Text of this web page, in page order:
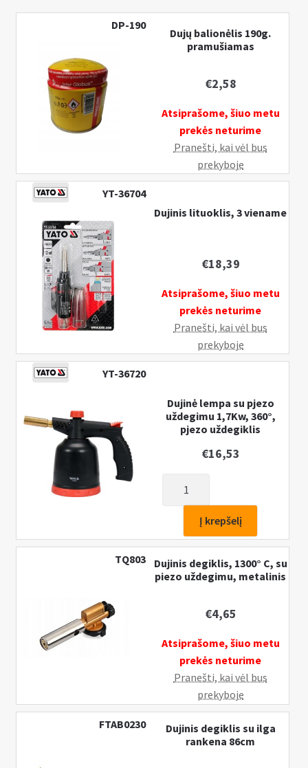
DP-190
Dujų balionėlis 190g.
pramušiamas
€2,58
Atsiprašome, šiuo metu
prekės neturime
Pranešti, kai vėl bus
prekyboje
YT-36704
Dujinis lituoklis, 3 viename
€18,39
Atsiprašome, šiuo metu
prekės neturime
Pranešti, kai vėl bus
prekyboje
YT-36720
Dujinė lempa su pjezo
uždegimu 1,7Kw, 360°,
pjezo uždegiklis
€16,53
lempa
su
pjezo
pjezo
uždegiklis
Į krepšelį
TQ803
Dujinis degiklis, 1300° C, su
piezo uždegimu, metalinis
€4,65
Atsiprašome, šiuo metu
prekės neturime
Pranešti, kai vėl bus
prekyboje
FTAB0230
Dujinis degiklis su ilga
rankena 86cm